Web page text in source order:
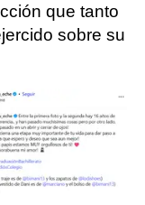
que tanto
sobre su